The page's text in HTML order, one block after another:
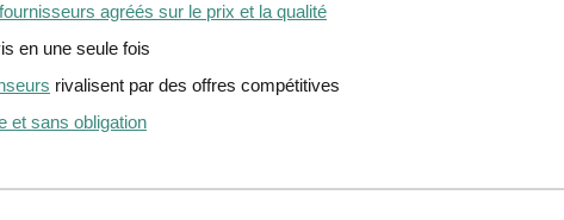
agréés sur le prix et la qualité
en une seule fois
rivalisent par des offres compétitives
et sans obligation